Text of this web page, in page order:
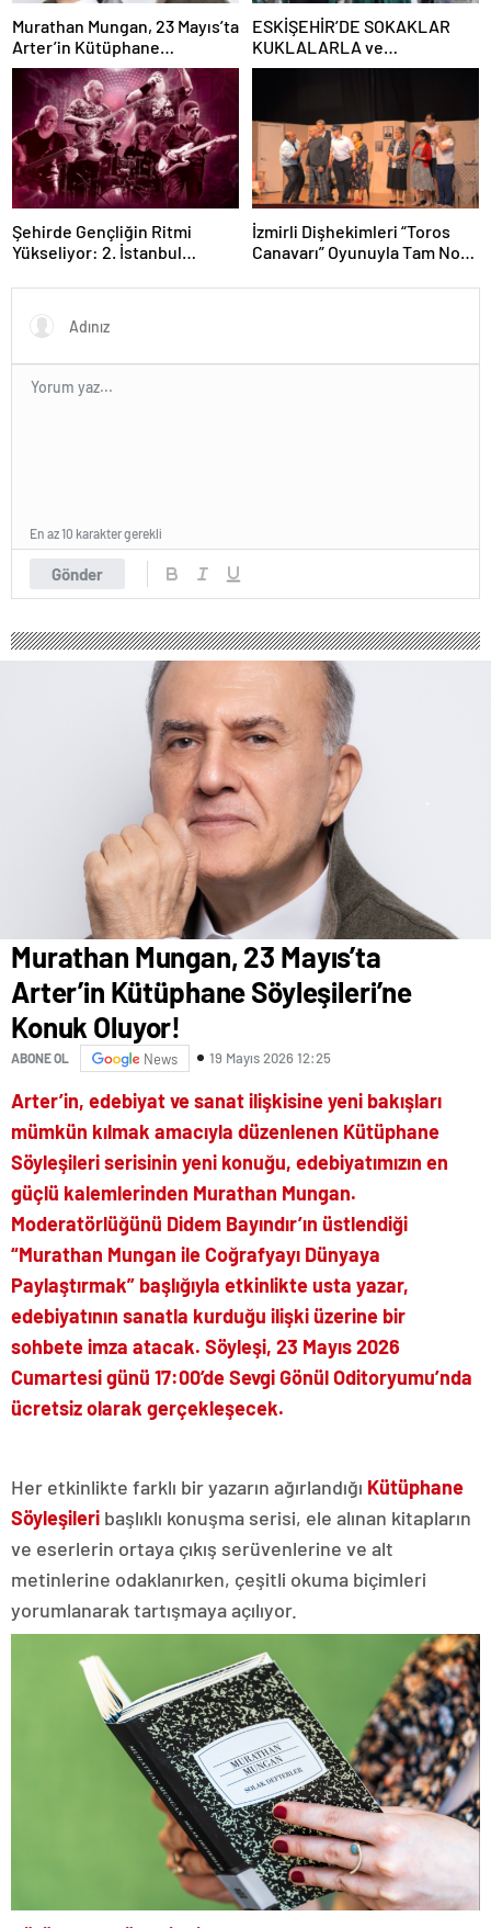
Murathan Mungan, 23 Mayıs’ta
Arter’in Kütüphane
Söyleşileri’ne Konuk Oluyor!
ESKİŞEHİR’DE SOKAKLAR
KUKLALARLA ve
ÇOCUKLARIN NEŞESİYLE
Şehirde Gençliğin Ritmi
Yükseliyor: 2. İstanbul
Mayıs’ta Kentin Dört Bir
Yanında!
İzmirli Dişhekimleri “Toros
Canavarı” Oyunuyla Tam Not
Gönder
En az 10 karakter gerekli
Murathan Mungan, 23 Mayıs’ta
Arter’in Kütüphane Söyleşileri’ne
Konuk Oluyor!
ABONE OL News 19 Mayıs 2026 12:25
Arter’in, edebiyat ve sanat ilişkisine yeni bakışları
mümkün kılmak amacıyla düzenlenen Kütüphane
Söyleşileri serisinin yeni konuğu, edebiyatımızın en
güçlü kalemlerinden Murathan Mungan.
Moderatörlüğünü Didem Bayındır’ın üstlendiği
“Murathan Mungan ile Coğrafyayı Dünyaya
Paylaştırmak” başlığıyla etkinlikte usta yazar,
edebiyatının sanatla kurduğu ilişki üzerine bir
sohbete imza atacak. Söyleşi, 23 Mayıs 2026
Cumartesi günü 17:00’de Sevgi Gönül Oditoryumu’nda
ücretsiz olarak gerçekleşecek.
Her etkinlikte farklı bir yazarın ağırlandığı Kütüphane
Söyleşileri başlıklı konuşma serisi, ele alınan kitapların
ve eserlerin ortaya çıkış serüvenlerine ve alt
metinlerine odaklanırken, çeşitli okuma biçimleri
yorumlanarak tartışmaya açılıyor.